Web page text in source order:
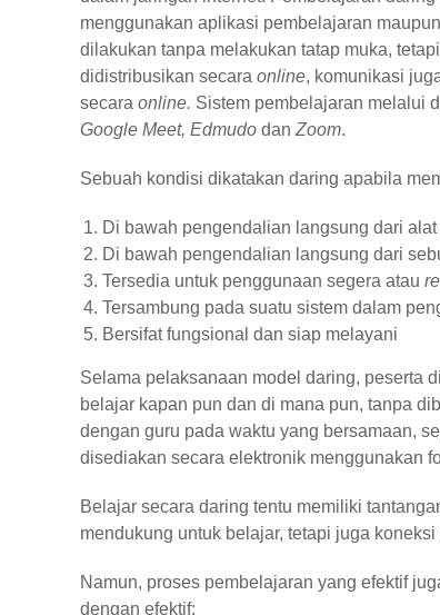
menggunakan aplikasi pembelajaran
dilakukan tanpa melakukan tatap muka,
didistribusikan secara online, komunikasi
secara online. Sistem pembelajaran melalui
Google Meet, Edmudo dan Zoom.
Sebuah kondisi dikatakan daring apabila
Di bawah pengendalian langsung dari
Di bawah pengendalian langsung dari
Tersedia untuk penggunaan segera atau
Tersambung pada suatu sistem dalam
Bersifat fungsional dan siap melayani
Selama pelaksanaan model daring, peserta
belajar kapan pun dan di mana pun, tanpa
dengan guru pada waktu yang bersamaan,
disediakan secara elektronik menggunakan
Belajar secara daring tentu memiliki
mendukung untuk belajar, tetapi juga
Namun, proses pembelajaran yang efektif
dengan efektif: